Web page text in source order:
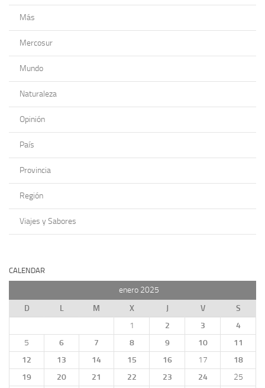
Más
Mercosur
Mundo
Naturaleza
Opinión
País
Provincia
Región
Viajes y Sabores
CALENDAR
enero 2025
D
L M X J V
S
1
2 3
4
5
6 7 8 9 10
11
12
13 14 15 16 17
18
19
20 21 22 23 24
25